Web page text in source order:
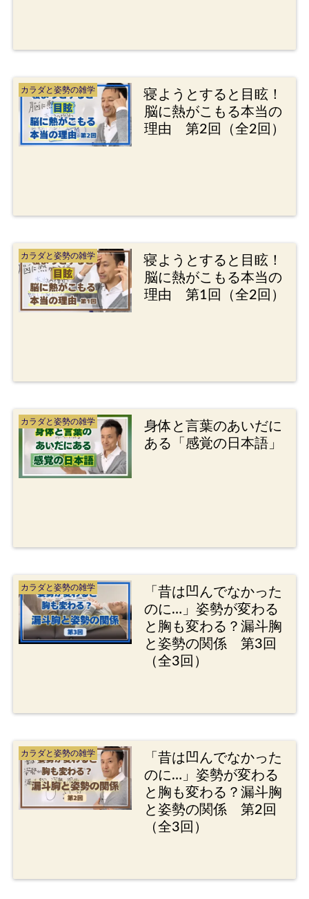
カラダと姿勢の雑学
寝ようとすると目眩！
脳に熱がこもる本当の
理由 第2回（全2回）
カラダと姿勢の雑学
寝ようとすると目眩！
脳に熱がこもる本当の
理由 第1回（全2回）
カラダと姿勢の雑学
身体と言葉のあいだに
ある「感覚の日本語」
カラダと姿勢の雑学
「昔は凹んでなかった
のに…」姿勢が変わる
と胸も変わる？漏斗胸
と姿勢の関係 第3回
（全3回）
カラダと姿勢の雑学
「昔は凹んでなかった
のに…」姿勢が変わる
と胸も変わる？漏斗胸
と姿勢の関係 第2回
（全3回）